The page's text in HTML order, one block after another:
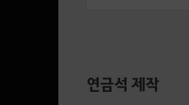
연금석 제작